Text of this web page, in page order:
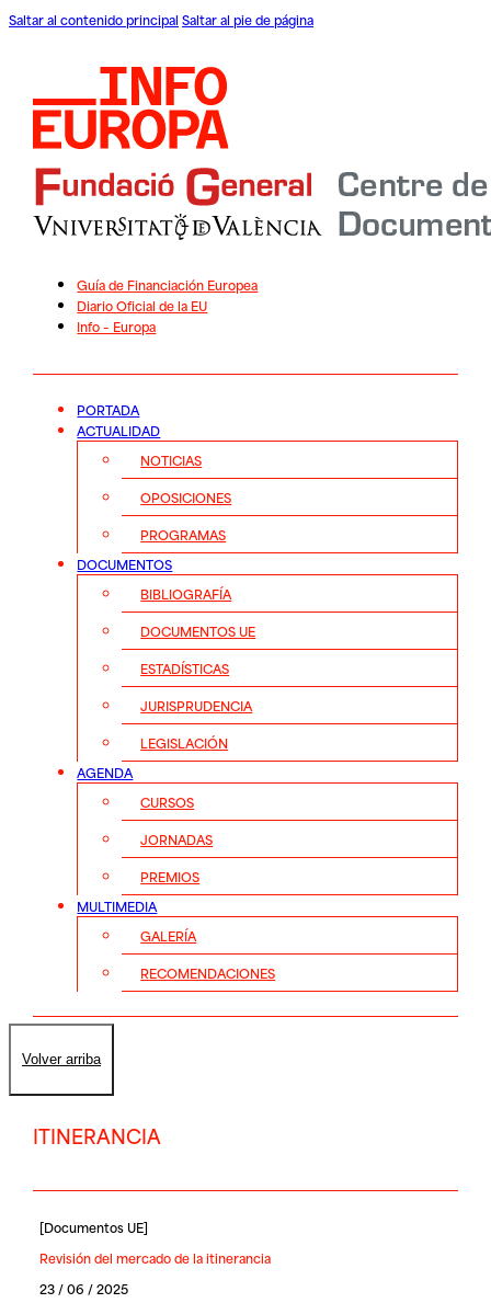
Saltar al contenido principal Saltar al pie de página
Guía de Financiación Europea
Diario Oficial de la EU
Info – Europa
PORTADA
ACTUALIDAD
NOTICIAS
OPOSICIONES
PROGRAMAS
DOCUMENTOS
BIBLIOGRAFÍA
DOCUMENTOS UE
ESTADÍSTICAS
JURISPRUDENCIA
LEGISLACIÓN
AGENDA
CURSOS
JORNADAS
PREMIOS
MULTIMEDIA
GALERÍA
RECOMENDACIONES
Volver arriba
ITINERANCIA
[Documentos UE]
Revisión del mercado de la itinerancia
23 / 06 / 2025